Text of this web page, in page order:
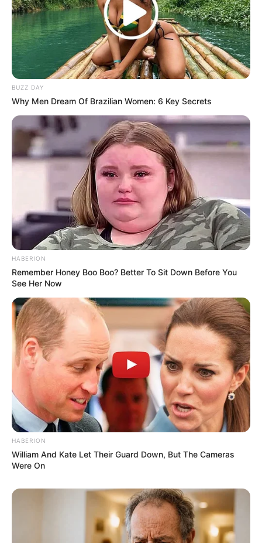
BUZZ DAY
Why Men Dream Of Brazilian Women: 6 Key Secrets
HABERION
Remember Honey Boo Boo? Better To Sit Down Before You
See Her Now
HABERION
William And Kate Let Their Guard Down, But The Cameras
Were On